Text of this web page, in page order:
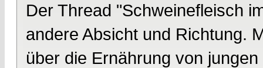
Der Thread "Schweinefleisch
andere Absicht und Richtung.
über die Ernährung von